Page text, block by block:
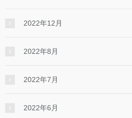
2022年12月
2022年8月
2022年7月
2022年6月